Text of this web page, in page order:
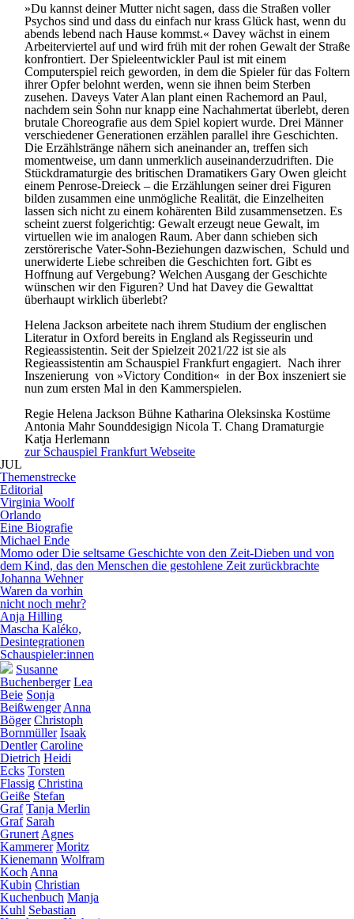
»Du kannst deiner Mutter nicht sagen, dass die Straßen voller
Psychos sind und dass du einfach nur krass Glück hast, wenn du
abends lebend nach Hause kommst.« Davey wächst in einem
Arbeiterviertel auf und wird früh mit der rohen Gewalt der Straße
konfrontiert. Der Spieleentwickler Paul ist mit einem
Computerspiel reich geworden, in dem die Spieler für das Foltern
ihrer Opfer belohnt werden, wenn sie ihnen beim Sterben
zusehen. Daveys Vater Alan plant einen Rachemord an Paul,
nachdem sein Sohn nur knapp eine Nachahmertat überlebt, deren
brutale Choreografie aus dem Spiel kopiert wurde. Drei Männer
verschiedener Generationen erzählen parallel ihre Geschichten.
Die Erzählstränge nähern sich aneinander an, treffen sich
momentweise, um dann unmerklich auseinanderzudriften. Die
Stückdramaturgie des britischen Dramatikers Gary Owen gleicht
einem Penrose-Dreieck – die Erzählungen seiner drei Figuren
bilden zusammen eine unmögliche Realität, die Einzelheiten
lassen sich nicht zu einem kohärenten Bild zusammensetzen. Es
scheint zuerst folgerichtig: Gewalt erzeugt neue Gewalt, im
virtuellen wie im analogen Raum. Aber dann schieben sich
zerstörerische Vater-Sohn-Beziehungen dazwischen, Schuld und
unerwiderte Liebe schreiben die Geschichten fort. Gibt es
Hoffnung auf Vergebung? Welchen Ausgang der Geschichte
wünschen wir den Figuren? Und hat Davey die Gewalttat
überhaupt wirklich überlebt?
Helena Jackson arbeitete nach ihrem Studium der englischen
Literatur in Oxford bereits in England als Regisseurin und
Regieassistentin. Seit der Spielzeit 2021/22 ist sie als
Regieassistentin am Schauspiel Frankfurt engagiert. Nach ihrer
Inszenierung von »Victory Condition« in der Box inszeniert sie
nun zum ersten Mal in den Kammerspielen.
Regie Helena JacksonBühne Katharina Oleksinska Kostüme
Antonia Mahr Sounddesigign Nicola T. ChangDramaturgie
Katja Herlemann
zur Schauspiel Frankfurt Webseite
JUL
Themenstrecke
Editorial
Virginia Woolf
Orlando
Eine Biografie
Michael Ende
Momo oder Die seltsame Geschichte von den Zeit-Dieben und von
dem Kind, das den Menschen die gestohlene Zeit zurückbrachte
Johanna Wehner
Waren da vorhin
nicht noch mehr?
Anja Hilling
Mascha Kaléko,
Desintegrationen
Schauspieler:innen
Susanne
Buchenberger Lea
Beie Sonja
Beißwenger Anna
Böger Christoph
Bornmüller Isaak
Dentler Caroline
Dietrich Heidi
Ecks Torsten
Flassig Christina
Geiße Stefan
Graf Tanja Merlin
Graf Sarah
Grunert Agnes
Kammerer Moritz
Kienemann Wolfram
Koch Anna
Kubin Christian
Kuchenbuch Manja
Kuhl Sebastian